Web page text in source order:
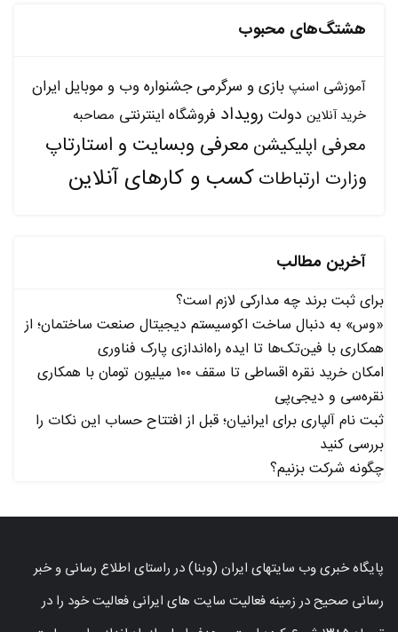
هشتگ‌های محبوب
آموزشی اسنپ بازی و سرگرمی جشنواره وب و موبایل ایران
خرید آنلاین دولت رویداد فروشگاه اینترنتی مصاحبه
معرفی اپلیکیشن معرفی وبسایت و استارتاپ
وزارت ارتباطاتکسب و کارهای آنلاین
آخرین مطالب
برای ثبت برند چه مدارکی لازم است؟
«وس» به دنبال ساخت اکوسیستم دیجیتال صنعت ساختمان؛ از
همکاری با فین‌تک‌ها تا ایده راه‌اندازی پارک فناوری
امکان خرید نقره اقساطی تا سقف ۱۰۰ میلیون تومان با همکاری
نقره‌سی و دیجی‌پی
ثبت نام آلپاری برای ایرانیان؛ قبل از افتتاح حساب این نکات را
بررسی کنید
چگونه شرکت بزنیم؟
پایگاه خبری وب سایتهای ایران (وبنا) در راستای اطلاع رسانی و خبر
رسانی صحیح در زمینه فعالیت سایت های ایرانی فعالیت خود را در